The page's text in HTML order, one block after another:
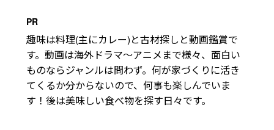
PR
趣味は料理(主にカレー)と古材探しと動画鑑賞で
す。動画は海外ドラマ～アニメまで様々、面白い
ものならジャンルは問わず。何が家づくりに活き
てくるか分からないので、何事も楽しんでいま
す！後は美味しい食べ物を探す日々です。